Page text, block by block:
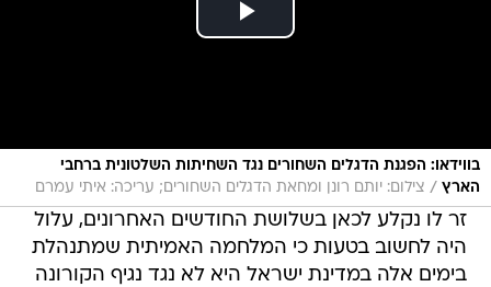
בווידאו: הפגנת הדגלים השחורים נגד השחיתות השלטונית ברחבי
הארץ / צילום: יותם רונן ומחאת הדגלים השחורים; עריכה: איתי עמרם
זר לו נקלע לכאן בשלושת החודשים האחרונים, עלול
היה לחשוב בטעות כי המלחמה האמיתית שמתנהלת
בימים אלה במדינת ישראל היא לא נגד נגיף הקורונה